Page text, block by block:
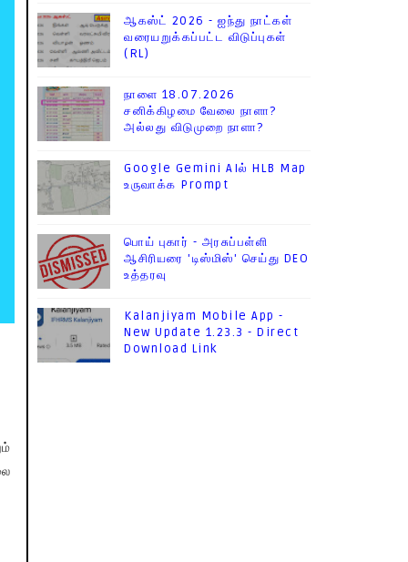
ஆகஸ்ட் 2026 - ஐந்து நாட்கள்
வரையறுக்கப்பட்ட விடுப்புகள்
(RL)
நாளை 18.07.2026
சனிக்கிழமை வேலை நாளா?
அல்லது விடுமுறை நாளா?
Google Gemini AIல் HLB Map
உருவாக்க Prompt
பொய் புகார் - அரசுப்பள்ளி
ஆசிரியரை 'டிஸ்மிஸ்' செய்து DEO
உத்தரவு
Kalanjiyam Mobile App -
New Update 1.23.3 - Direct
Download Link